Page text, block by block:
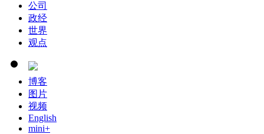
公司
政经
世界
观点
博客
图片
视频
English
mini+